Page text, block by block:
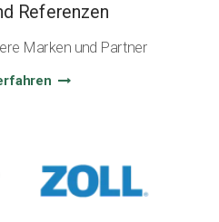
Referenzen
Marken und Partner